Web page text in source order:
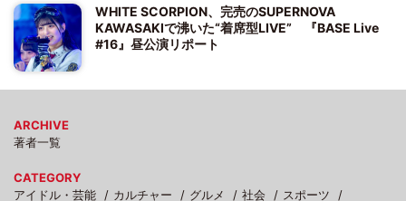
WHITE SCORPION、完売のSUPERNOVA
KAWASAKIで沸いた“着席型LIVE” 『BASE Live
#16』昼公演リポート
ARCHIVE
著者一覧
CATEGORY
アイドル・芸能
カルチャー グルメ 社会 スポーツ